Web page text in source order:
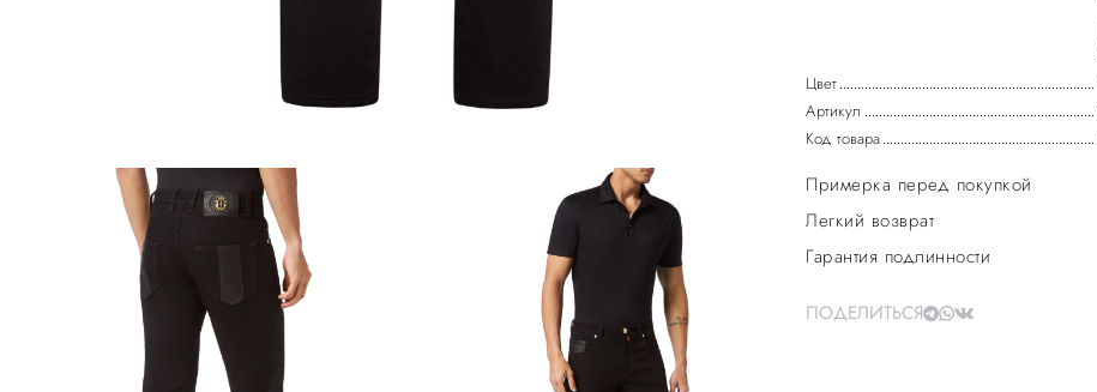
Цвет
Артикул
Код товара
Примерка перед покупкой
Легкий возврат
Гарантия подлинности
ПОДЕЛИТЬСЯ